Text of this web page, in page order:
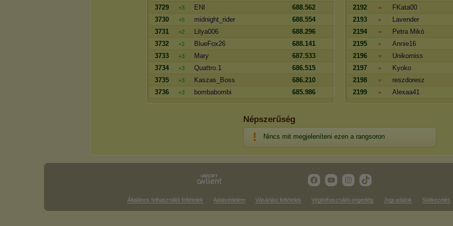
3729
+3 ENI
688.562
3730
+5 midnight_rider
688.554
3731
+2 Lilya006
688.296
3732
+2 BlueFox26
688.141
3733
+3 Mary
687.533
3734
+3 Quattro.1
686.515
3735
+3 Kaszas_Boss
686.210
3736
+3 bombabombi 685.986
2192
= FKata00
2193
= Lavender
2194
= Petra Mikó
2195
= Annie16
2196
= Unikorniss
2197
= Kyoko
2198
= reszdoresz
2199
= Alexaa41
Népszerűség
Nincs mit megjeleníteni ezen a rangsoron
Általános felhasználói feltételek Adatvédelem Vásárlási feltételek Végfelhasználói engedély Jogi adatok Sütikezelés